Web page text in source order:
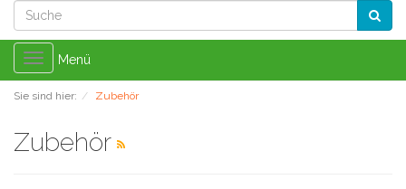
Toggle
navigation
Menü
Sie sind hier: Zubehör
Zubehör